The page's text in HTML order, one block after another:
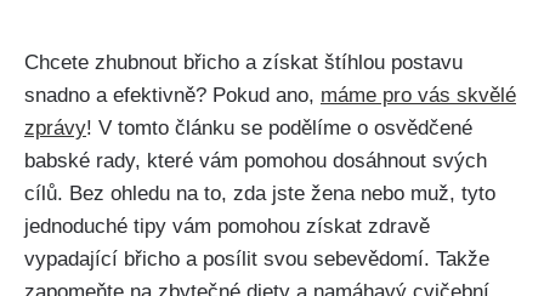
Chcete zhubnout ⁤břicho a získat‌ štíhlou postavu
snadno a efektivně? Pokud‍ ano,⁤ máme⁣ pro‍ vás skvělé
zprávy! V tomto článku se podělíme o osvědčené
babské rady, které vám⁣ pomohou dosáhnout svých⁢
cílů. Bez ⁤ohledu na to, zda jste ⁤žena⁤ nebo muž, tyto
jednoduché tipy‌ vám ‍pomohou‍ získat zdravě ​
vypadající břicho ⁤a posílit svou ⁤sebevědomí. Takže
zapomeňte na zbytečné diety a namáhavý cvičební‌